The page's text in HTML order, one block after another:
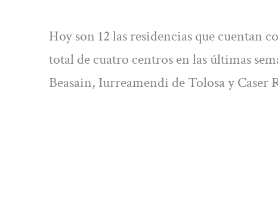
Hoy son 12 las residencias que cuentan
total de cuatro centros en las últimas
Beasain, Iurreamendi de Tolosa y Caser